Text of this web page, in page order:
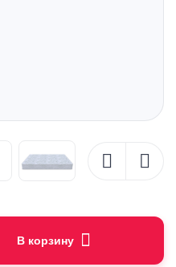
В корзину